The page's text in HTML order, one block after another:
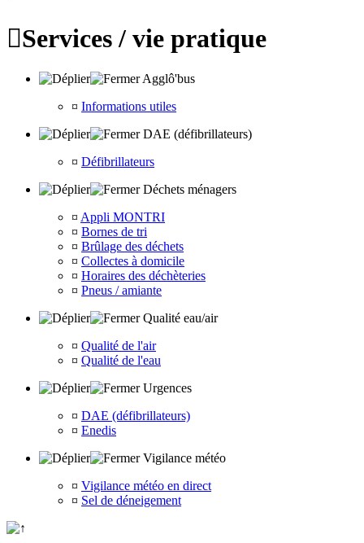
Services / vie pratique
Agglô'bus
¤ Informations utiles
DAE (défibrillateurs)
¤ Défibrillateurs
Déchets ménagers
¤ Appli MONTRI
¤ Bornes de tri
¤ Brûlage des déchets
¤ Collectes à domicile
¤ Horaires des déchèteries
¤ Pneus / amiante
Qualité eau/air
¤ Qualité de l'air
¤ Qualité de l'eau
Urgences
¤ DAE (défibrillateurs)
¤ Enedis
Vigilance météo
¤ Vigilance météo en direct
¤ Sel de déneigement